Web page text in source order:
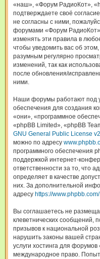
«наш», «Форум РадиоКот»,
подтверждаете своё
не согласны с ними,
форумами «Форум
изменять эти правила в
чтобы уведомить вас об
разумным регулярно
изменений, так как
после обновления/
ними.
Наши форумы работают под
обеспечения для создания
«они», «программное
«phpBB Limited», «phpBB
GNU General Public License v2
можно по адресу
программного обеспечения
поддержкой интернет-
ответственности за то, что
определяет в качестве
них. За дополнительной
адресу https://www.phpbb.com/
Вы соглашаетесь не
клеветнических сообщений,
призывов к национальной
нарушить законы вашей
услуги хостинга для
международное право.